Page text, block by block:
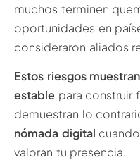
muchos terminen
oportunidades en
consideraron aliados
Estos riesgos
estable para construir
demuestran lo
nómada digital
valoran tu presencia.